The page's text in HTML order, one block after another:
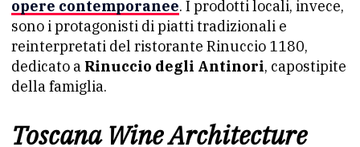
opere contemporanee. I prodotti locali, invece,
sono i protagonisti di piatti tradizionali e
reinterpretati del ristorante Rinuccio 1180,
dedicato a Rinuccio degli Antinori, capostipite
della famiglia.
Toscana Wine Architecture